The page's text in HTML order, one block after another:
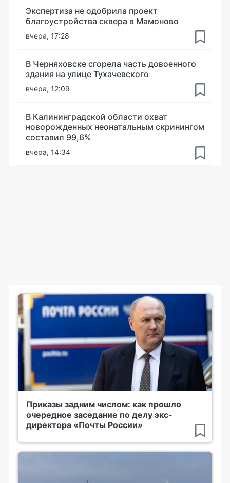
Экспертиза не одобрила проект
благоустройства сквера в Мамоново
вчера, 17:28
В Черняховске сгорела часть довоенного
здания на улице Тухачевского
вчера, 12:09
В Калининградской области охват
новорожденных неонатальным скринингом
составил 99,6%
вчера, 14:34
Приказы задним числом: как прошло
очередное заседание по делу экс-
директора «Почты России»